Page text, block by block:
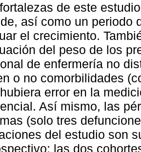
de este
así como un periodo
el crecimiento.
del peso de los
de enfermería no
o no comorbilidades
error en la
Así mismo, las
(solo tres
del estudio son
las dos